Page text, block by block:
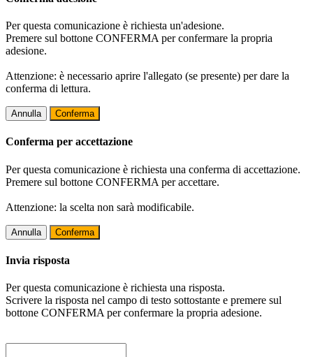
Per questa comunicazione è richiesta un'adesione.
Premere sul bottone CONFERMA per confermare la propria
adesione.
Attenzione: è necessario aprire l'allegato (se presente) per dare la
conferma di lettura.
Annulla Conferma
Conferma per accettazione
Per questa comunicazione è richiesta una conferma di accettazione.
Premere sul bottone CONFERMA per accettare.
Attenzione: la scelta non sarà modificabile.
Annulla Conferma
Invia risposta
Per questa comunicazione è richiesta una risposta.
Scrivere la risposta nel campo di testo sottostante e premere sul
bottone CONFERMA per confermare la propria adesione.